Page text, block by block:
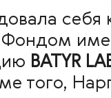
себя
BATYR
того,